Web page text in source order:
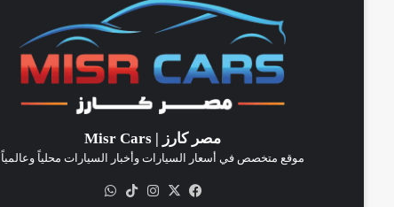
مصر كارز | Misr Cars
موقع متخصص في أسعار السيارات وأخبار السيارات محلياً وعالمياً
فيسبوك
‫X انستقرام‫TikTok